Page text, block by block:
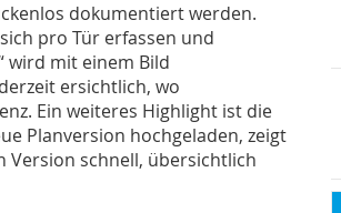
dokumentiert werden.
pro Tür erfassen und
wird mit einem Bild
ersichtlich, wo
Ein weiteres Highlight ist die
Planversion hochgeladen, zeigt
Version schnell, übersichtlich